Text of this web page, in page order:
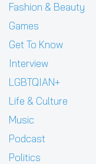
Fashion & Beauty
Games
Get To Know
Interview
LGBTQIAN+
Life & Culture
Music
Podcast
Politics